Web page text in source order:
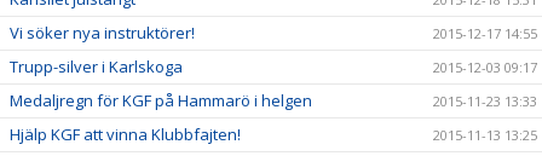
Vi söker nya instruktörer! 2015-12-17 14:55
Trupp-silver i Karlskoga 2015-12-03 09:17
Medaljregn för KGF på Hammarö i helgen 2015-11-23 13:33
Hjälp KGF att vinna Klubbfajten! 2015-11-13 13:25